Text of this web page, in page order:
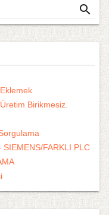
search
Birikmesiz.
FARKLI PLC